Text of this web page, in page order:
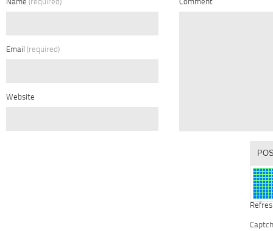
Name (required)
Email (required)
Website
Comment